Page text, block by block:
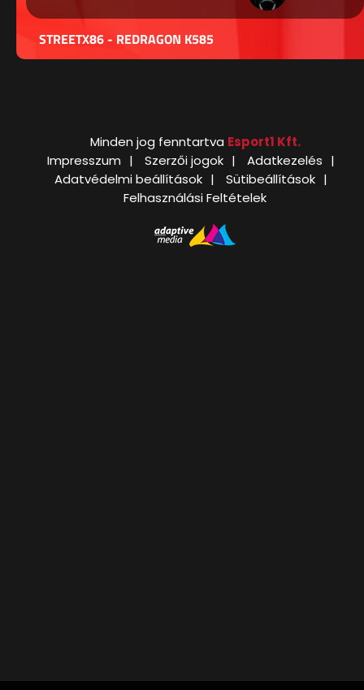
STREETX86 - REDRAGON K585
Minden jog fenntartva Esport1 Kft.
Impresszum
Szerzői jogok
Adatkezelés
Adatvédelmi beállítások
Sütibeállítások
Felhasználási Feltételek